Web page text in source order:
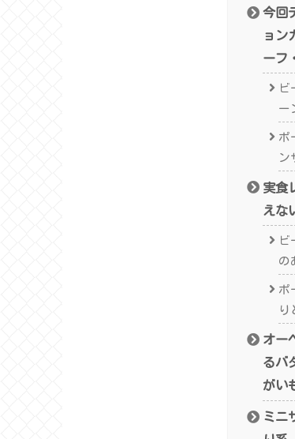
今回
ョン
ーフ
ビ
ー
ポ
ン
実食
えな
の
ポ
り
オー
るバ
がい
ミニ